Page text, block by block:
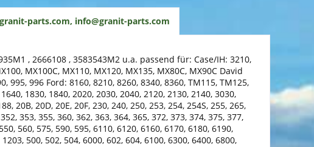
parts.com, info@granit-parts.com
, 2666108 , 3583543M2 u.a. passend für: Case/IH: 3210,
MX100C, MX110, MX120, MX135, MX80C, MX90C David
995, 996 Ford: 8160, 8210, 8260, 8340, 8360, TM115, TM125,
1830, 1840, 2020, 2030, 2040, 2120, 2130, 2140, 3030,
20B, 20D, 20E, 20F, 230, 240, 250, 253, 254, 254S, 255, 265,
353, 355, 360, 362, 363, 364, 365, 372, 373, 374, 375, 377,
560, 575, 590, 595, 6110, 6120, 6160, 6170, 6180, 6190,
500, 502, 504, 6000, 602, 604, 6100, 6300, 6400, 6800,